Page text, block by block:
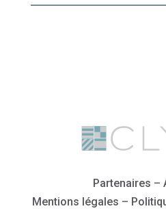
Partenaires –
Mentions légales –